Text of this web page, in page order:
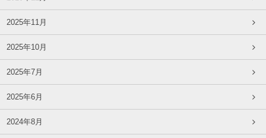
2025年11月
2025年10月
2025年7月
2025年6月
2024年8月